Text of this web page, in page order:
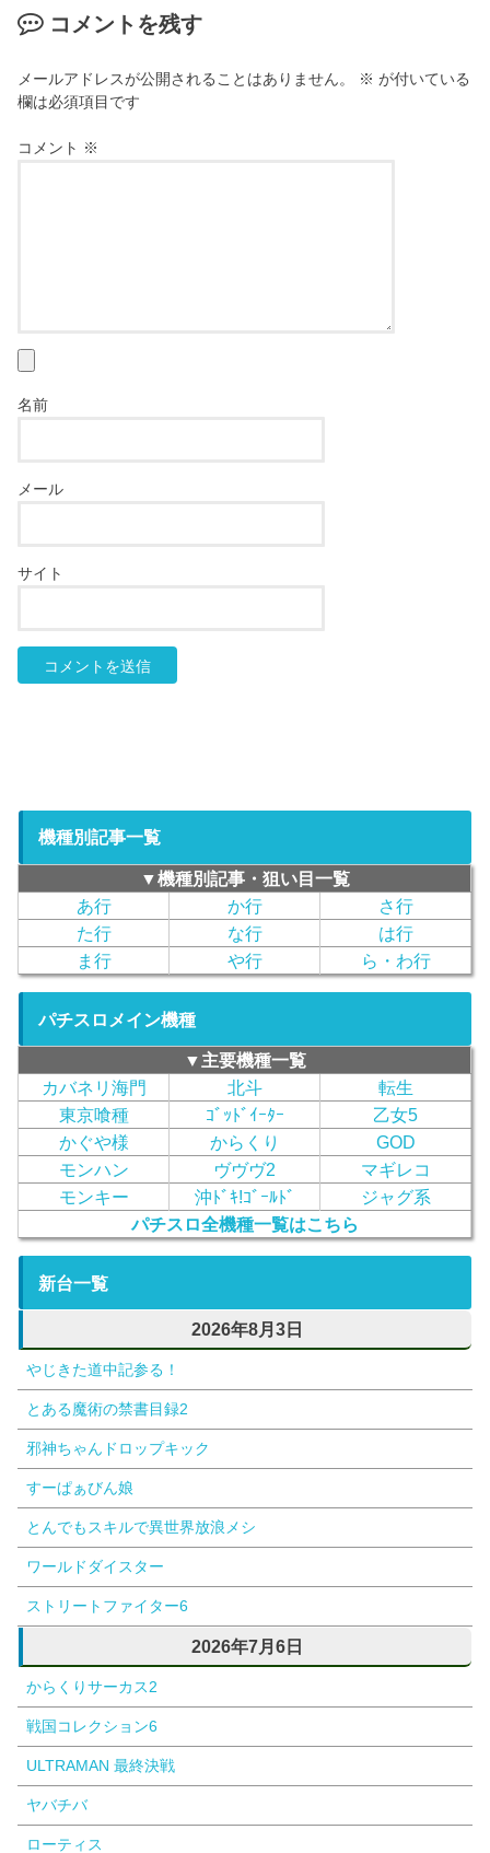
コメントを残す
メールアドレスが公開されることはありません。 ※ が付いている
欄は必須項目です
コメント ※
名前
メール
サイト
機種別記事一覧
▼機種別記事・狙い目一覧
あ行
か行
さ行
た行
な行
は行
ま行
や行 ら・わ行
パチスロメイン機種
▼主要機種一覧
カバネリ海門
北斗
転生
東京喰種
ｺﾞｯﾄﾞｲｰﾀｰ
乙女5
かぐや様
からくり
GOD
モンハン
ヴヴヴ2
マギレコ
モンキー
沖ﾄﾞｷ!ｺﾞｰﾙﾄﾞ
ジャグ系
パチスロ全機種一覧はこちら
新台一覧
2026年8月3日
やじきた道中記参る！
とある魔術の禁書目録2
邪神ちゃんドロップキック
すーぱぁびん娘
とんでもスキルで異世界放浪メシ
ワールドダイスター
ストリートファイター6
2026年7月6日
からくりサーカス2
戦国コレクション6
ULTRAMAN 最終決戦
ヤバチバ
ローティス